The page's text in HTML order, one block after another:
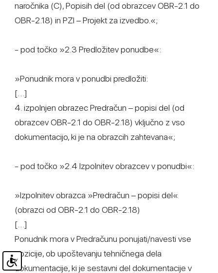
naročnika (C), Popisih del (od obrazcev OBR-2.1 do
OBR-2.18) in PZI – Projekt za izvedbo.«;
- pod točko »2.3 Predložitev ponudbe«:
»Ponudnik mora v ponudbi predložiti:
[…]
4. izpolnjen obrazec Predračun – popisi del (od
obrazcev OBR-2.1 do OBR-2.18) vključno z vso
dokumentacijo, ki je na obrazcih zahtevana«;
- pod točko »2.4 Izpolnitev obrazcev v ponudbi«:
»Izpolnitev obrazca »Predračun – popisi del«
(obrazci od OBR-2.1 do OBR-2.18)
[…]
Ponudnik mora v Predračunu ponujati/navesti vse
pozicije, ob upoštevanju tehničnega dela
dokumentacije, ki je sestavni del dokumentacije v